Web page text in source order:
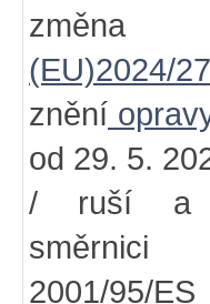
(EU)2024/
znění
od 29. 5.
/ ruší a
2001/95/ES